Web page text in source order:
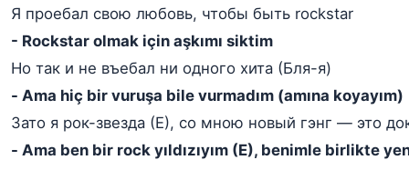
Я проебал свою любовь, чтобы быть rockstar
- Rockstar olmak için aşkımı siktim
Но так и не въебал ни одного хита (Бля-я)
- Ama hiç bir vuruşa bile vurmadım (amına koyayım)
Зато я рок-звезда (Е), со мною новый гэнг — это
- Ama ben bir rock yıldızıyım (E), benimle birlikte